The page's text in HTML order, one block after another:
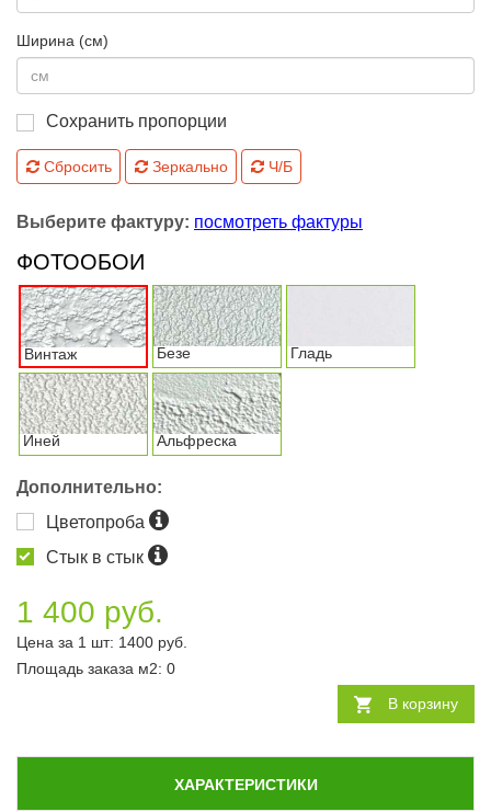
Ширина (см)
Сохранить пропорции
Сбросить Зеркально Ч/Б
Выберите фактуру: посмотреть фактуры
ФОТООБОИ
Винтаж Безе Гладь
Иней Альфреска
Дополнительно:
Цветопроба
Стык в стык
1 400 руб.
Цена за 1 шт: 1400 руб.
Площадь заказа м2: 0
В корзину
ХАРАКТЕРИСТИКИ